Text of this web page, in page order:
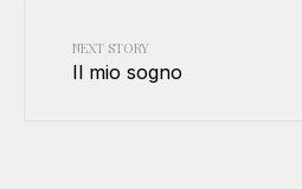
NEXT STORY
Il mio sogno